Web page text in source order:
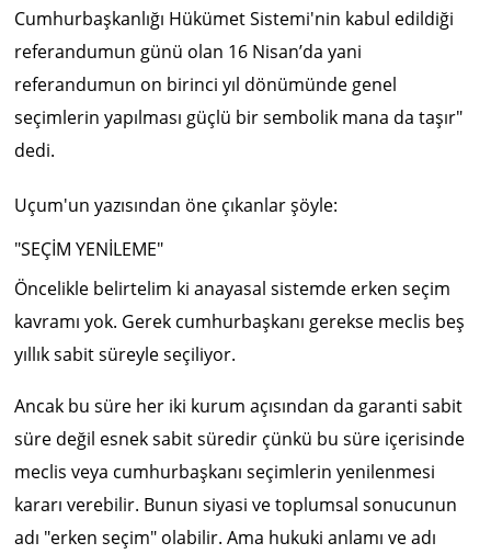
Cumhurbaşkanlığı Hükümet Sistemi'nin kabul edildiği
referandumun günü olan 16 Nisan’da yani
referandumun on birinci yıl dönümünde genel
seçimlerin yapılması güçlü bir sembolik mana da taşır"
dedi.
Uçum'un yazısından öne çıkanlar şöyle:
"SEÇİM YENİLEME"
Öncelikle belirtelim ki anayasal sistemde erken seçim
kavramı yok. Gerek cumhurbaşkanı gerekse meclis beş
yıllık sabit süreyle seçiliyor.
Ancak bu süre her iki kurum açısından da garanti sabit
süre değil esnek sabit süredir çünkü bu süre içerisinde
meclis veya cumhurbaşkanı seçimlerin yenilenmesi
kararı verebilir. Bunun siyasi ve toplumsal sonucunun
adı "erken seçim" olabilir. Ama hukuki anlamı ve adı